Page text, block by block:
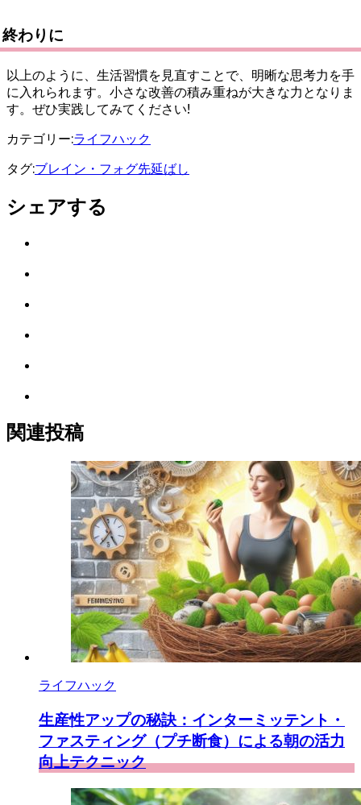
終わりに
以上のように、生活習慣を見直すことで、明晰な思考力を手
に入れられます。小さな改善の積み重ねが大きな力となりま
す。ぜひ実践してみてください!
カテゴリー:ライフハック
タグ:ブレイン・フォグ先延ばし
シェアする
に
保
購
読
関連投稿
ライフハック
生産性アップの秘訣：インターミッテント・
ファスティング（プチ断食）による朝の活力
向上テクニック